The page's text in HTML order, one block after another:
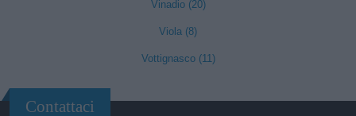
Vinadio (20)
Viola (8)
Vottignasco (11)
Contattaci